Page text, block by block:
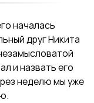
началась
друг Никита
и назвать его
неделю мы уже